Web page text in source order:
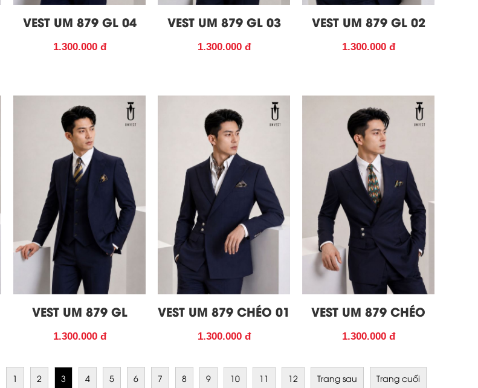
VEST UM 879 GL 04
1.300.000 đ
VEST UM 879 GL 03
1.300.000 đ
VEST UM 879 GL 02
1.300.000 đ
VEST UM 879 GL
1.300.000 đ
VEST UM 879 CHÉO 01
1.300.000 đ
VEST UM 879 CHÉO
1.300.000 đ
1 2 3 4 5 6 7 8 9 10 11 12 Trang sau Trang cuối